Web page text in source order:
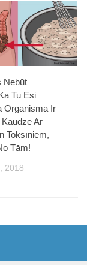
Nebūt
Tu Esi
Organismā Ir
Ar
Toksīniem,
Tām!
2018